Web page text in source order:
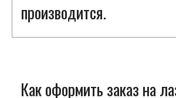
производится.
Как оформить заказ на